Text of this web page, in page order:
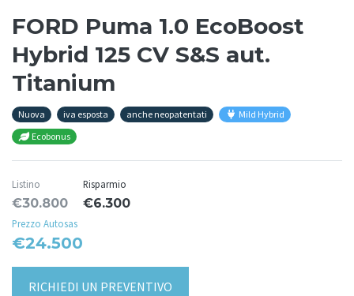
FORD Puma 1.0 EcoBoost
Hybrid 125 CV S&S aut.
Titanium
Nuova iva esposta anche neopatentati
Mild Hybrid
Ecobonus
Listino
€30.800
Risparmio
€6.300
Prezzo Autosas
€24.500
RICHIEDI UN PREVENTIVO